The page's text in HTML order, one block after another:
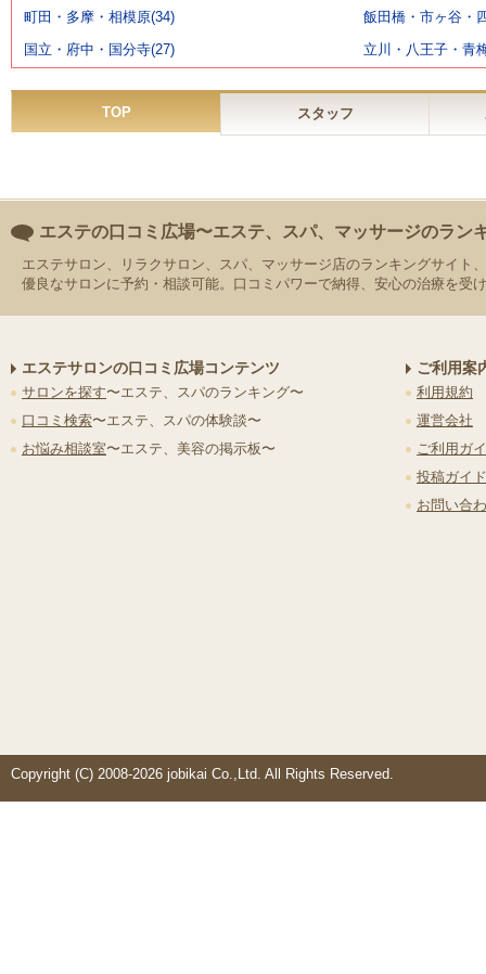
町田・多摩・相模原(34)
飯田橋・市ヶ谷・
国立・府中・国分寺(27)
立川・八王子・青
TOP スタッフ
エステの口コミ広場〜エステ、スパ、マッサージのラン
エステサロン、リラクサロン、スパ、マッサージ店のランキングサイト
優良なサロンに予約・相談可能。口コミパワーで納得、安心の治療を受
エステサロンの口コミ広場コンテンツ
サロンを探す〜エステ、スパのランキング〜
口コミ検索〜エステ、スパの体験談〜
お悩み相談室〜エステ、美容の掲示板〜
ご利用案
利用規約
運営会社
ご利用ガ
投稿ガイ
お問い合
Copyright (C) 2008-2026 jobikai Co.,Ltd. All Rights Reserved.